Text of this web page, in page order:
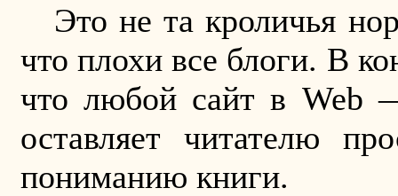
Это не та кроличья
что плохи все блоги. В
что любой сайт в Web
оставляет читателю
пониманию книги.